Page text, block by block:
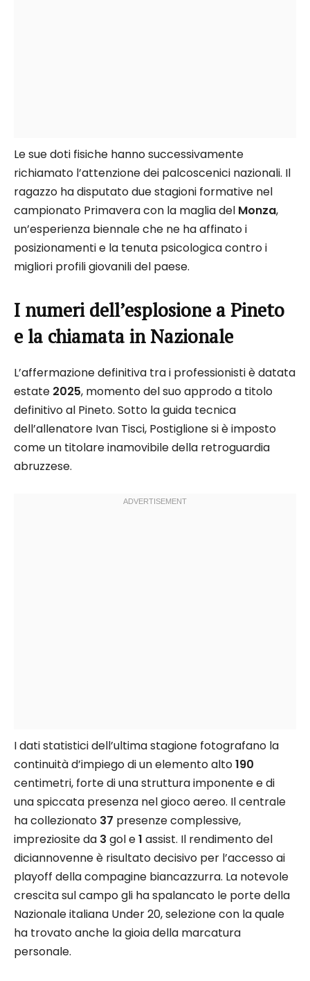
Le sue doti fisiche hanno successivamente
richiamato l’attenzione dei palcoscenici nazionali. Il
ragazzo ha disputato due stagioni formative nel
campionato Primavera con la maglia del Monza,
un’esperienza biennale che ne ha affinato i
posizionamenti e la tenuta psicologica contro i
migliori profili giovanili del paese.
I numeri dell’esplosione a Pineto
e la chiamata in Nazionale
L’affermazione definitiva tra i professionisti è datata
estate 2025, momento del suo approdo a titolo
definitivo al Pineto. Sotto la guida tecnica
dell’allenatore Ivan Tisci, Postiglione si è imposto
come un titolare inamovibile della retroguardia
abruzzese.
I dati statistici dell’ultima stagione fotografano la
continuità d’impiego di un elemento alto190
centimetri, forte di una struttura imponente e di
una spiccata presenza nel gioco aereo. Il centrale
ha collezionato 37 presenze complessive,
impreziosite da 3 gol e1 assist. Il rendimento del
diciannovenne è risultato decisivo per l’accesso ai
playoff della compagine biancazzurra. La notevole
crescita sul campo gli ha spalancato le porte della
Nazionale italiana Under 20, selezione con la quale
ha trovato anche la gioia della marcatura
personale.